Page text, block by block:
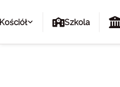
Szkola